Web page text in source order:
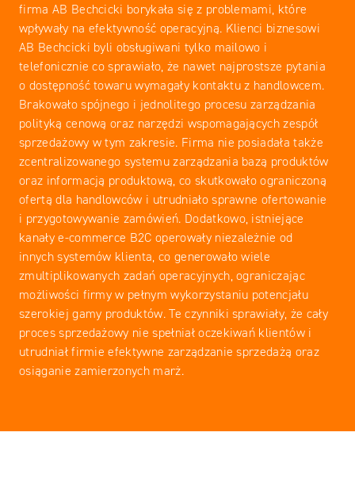
firma AB Bechcicki borykała się z problemami, które
wpływały na efektywność operacyjną. Klienci biznesowi
AB Bechcicki byli obsługiwani tylko mailowo i
telefonicznie co sprawiało, że nawet najprostsze pytania
o dostępność towaru wymagały kontaktu z handlowcem.
Brakowało spójnego i jednolitego procesu zarządzania
polityką cenową oraz narzędzi wspomagających zespół
sprzedażowy w tym zakresie. Firma nie posiadała także
zcentralizowanego systemu zarządzania bazą produktów
oraz informacją produktową, co skutkowało ograniczoną
ofertą dla handlowców i utrudniało sprawne ofertowanie
i przygotowywanie zamówień. Dodatkowo, istniejące
kanały e-commerce B2C operowały niezależnie od
innych systemów klienta, co generowało wiele
zmultiplikowanych zadań operacyjnych, ograniczając
możliwości firmy w pełnym wykorzystaniu potencjału
szerokiej gamy produktów. Te czynniki sprawiały, że cały
proces sprzedażowy nie spełniał oczekiwań klientów i
utrudniał firmie efektywne zarządzanie sprzedażą oraz
osiąganie zamierzonych marż.